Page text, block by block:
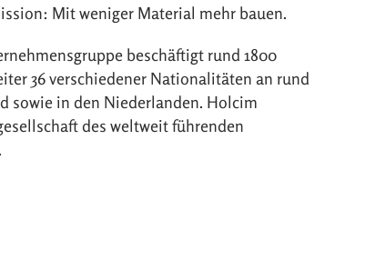
Mit weniger Material mehr bauen.
beschäftigt rund 1800
36 verschiedener Nationalitäten an rund
sowie in den Niederlanden. Holcim
des weltweit führenden